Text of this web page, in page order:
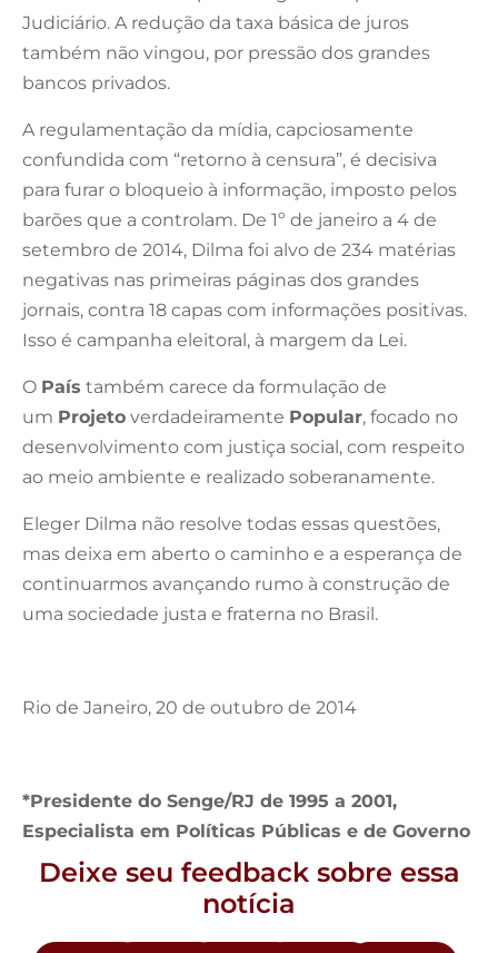
Judiciário. A redução da taxa básica de juros
também não vingou, por pressão dos grandes
bancos privados.
A regulamentação da mídia, capciosamente
confundida com “retorno à censura”, é decisiva
para furar o bloqueio à informação, imposto pelos
barões que a controlam. De 1º de janeiro a 4 de
setembro de 2014, Dilma foi alvo de 234 matérias
negativas nas primeiras páginas dos grandes
jornais, contra 18 capas com informações positivas.
Isso é campanha eleitoral, à margem da Lei.
O País também carece da formulação de
um Projeto verdadeiramente Popular, focado no
desenvolvimento com justiça social, com respeito
ao meio ambiente e realizado soberanamente.
Eleger Dilma não resolve todas essas questões,
mas deixa em aberto o caminho e a esperança de
continuarmos avançando rumo à construção de
uma sociedade justa e fraterna no Brasil.
Rio de Janeiro, 20 de outubro de 2014
*Presidente do Senge/RJ de 1995 a 2001,
Especialista em Políticas Públicas e de Governo
Deixe seu feedback sobre essa
notícia